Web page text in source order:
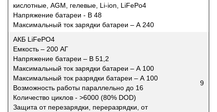
кислотные, AGM, гелевые, Li-ion, LiFePo4
Напряжение батареи - В 48
Максимальный ток зарядки батареи – А 240
АКБ LiFePO4
Емкость – 200 АГ
Напряжение батареи – В 51,2
Максимальный ток зарядки батареи – А 100
Максимальный ток разрядки батареи – А 100
Возможность работы параллельно до 16
Количество циклов - >6000 (80% DOD)
Защита от перезарядки, переразрядки, от
9